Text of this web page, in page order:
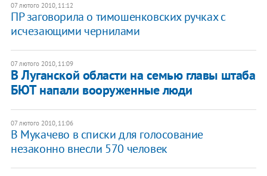
07 лютого 2010, 11:12
ПР заговорила о тимошенковских ручках с
исчезающими чернилами
07 лютого 2010, 11:09
В Луганской области на семью главы штаба
БЮТ напали вооруженные люди
07 лютого 2010, 11:06
В Мукачево в списки для голосование
незаконно внесли 570 человек